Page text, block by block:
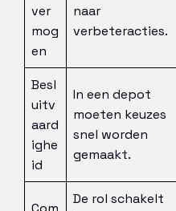
ver
mog
en
naar
verbeteracties.
Besl
uitv
aard
ighe
id
In een depot
moeten keuzes
snel worden
gemaakt.
De rol schakelt